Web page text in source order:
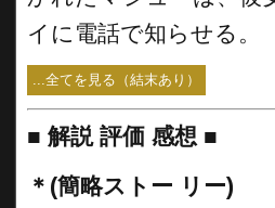
イに電話で知らせる。
...全てを見る（結末あり）
■ 解説 評価 感想 ■
＊(簡略ストー リー)